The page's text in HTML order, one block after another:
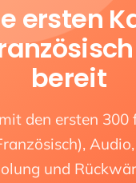
ersten
bereit
den ersten 300
und